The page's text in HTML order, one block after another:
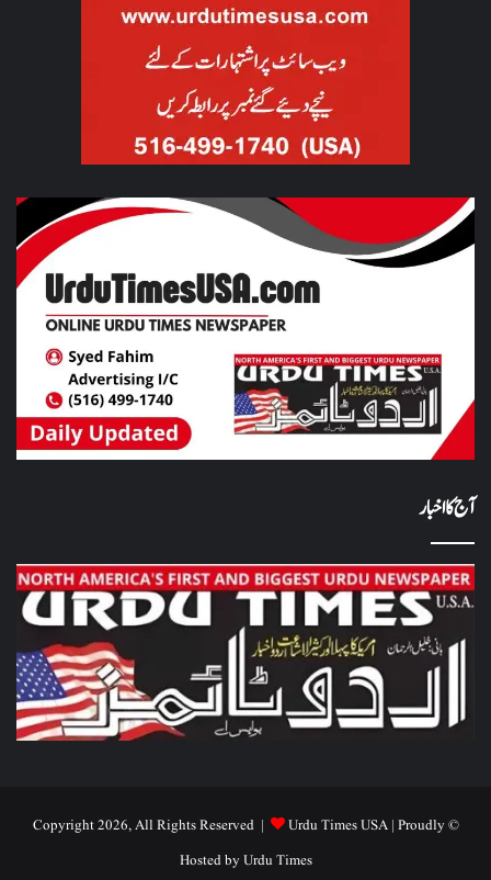
آج کا اخبار
© Copyright 2026, All Rights Reserved |
Urdu Times USA| Proudly
Hosted byUrdu Times